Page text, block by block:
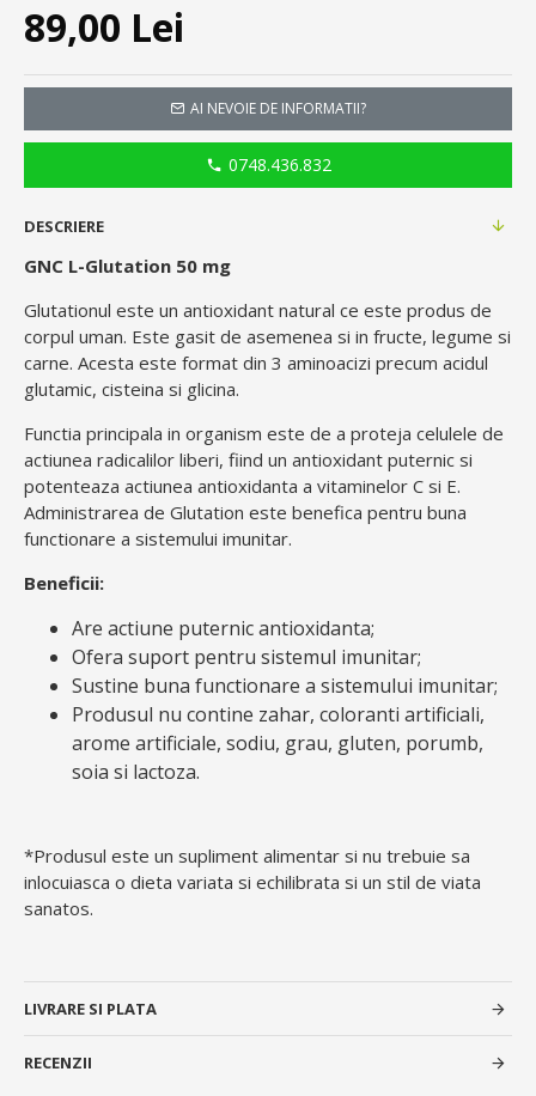
89,00 Lei
AI NEVOIE DE INFORMATII?
0748.436.832
DESCRIERE
GNC L-Glutation 50 mg
Glutationul este un antioxidant natural ce este produs de
corpul uman. Este gasit de asemenea si in fructe, legume si
carne. Acesta este format din 3 aminoacizi precum acidul
glutamic, cisteina si glicina.
Functia principala in organism este de a proteja celulele de
actiunea radicalilor liberi, fiind un antioxidant puternic si
potenteaza actiunea antioxidanta a vitaminelor C si E.
Administrarea de Glutation este benefica pentru buna
functionare a sistemului imunitar.
Beneficii:
Are actiune puternic antioxidanta;
Ofera suport pentru sistemul imunitar;
Sustine buna functionare a sistemului imunitar;
Produsul nu contine zahar, coloranti artificiali,
arome artificiale, sodiu, grau, gluten, porumb,
soia si lactoza.
*Produsul este un supliment alimentar si nu trebuie sa
inlocuiasca o dieta variata si echilibrata si un stil de viata
sanatos.
LIVRARE SI PLATA
RECENZII